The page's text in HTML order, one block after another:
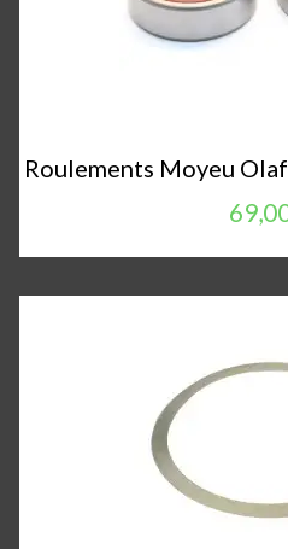
Roulements Moyeu